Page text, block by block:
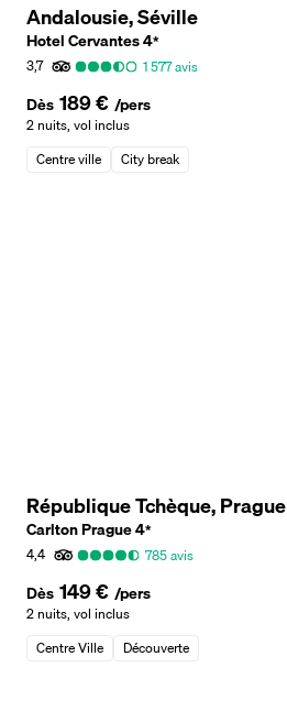
Andalousie, Séville
Hotel Cervantes4*
3,7
1 577avis
Dès 189 € /pers
2 nuits, vol inclus
Centre ville
City break
République Tchèque, Prague
Carlton Prague4*
4,4
785avis
Dès 149 € /pers
2 nuits, vol inclus
Centre Ville
Découverte